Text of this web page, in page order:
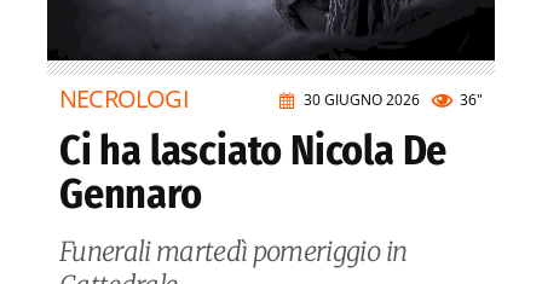
30 GIUGNO 2026 36"
NECROLOGI
Ci ha lasciato Nicola De
Gennaro
Funerali martedì pomeriggio in